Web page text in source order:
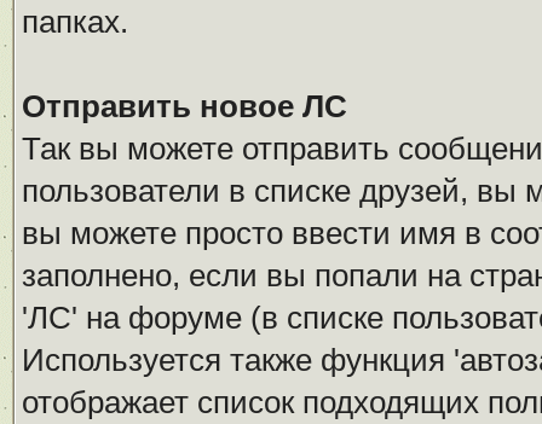
папках.
Отправить новое ЛС
Так вы можете отправить
пользователи в списке друзей, вы
вы можете просто ввести имя в
заполнено, если вы попали на
'ЛС' на форуме (в списке
Используется также функция
отображает список подходящих